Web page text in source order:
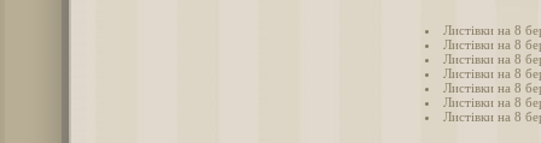
Листівки на 8
Листівки на 8
Листівки на 8
Листівки на 8
Листівки на 8
Листівки на 8
Листівки на 8